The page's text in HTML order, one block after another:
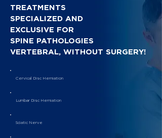
TREATMENTS
SPECIALIZED AND
EXCLUSIVE FOR
SPINE PATHOLOGIES
VERTEBRAL, WITHOUT SURGERY!
Cervical Disc Herniation
Lumbar Disc Herniation
Sciatic Nerve